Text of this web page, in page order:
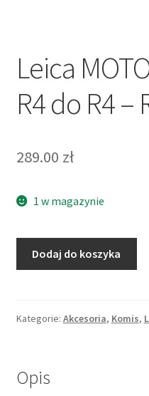
Leica
R4 do R4 –
289.00 zł
1 w magazynie
R4
-
R6
Dodaj do koszyka
Kategorie: Akcesoria, Komis,
Opis